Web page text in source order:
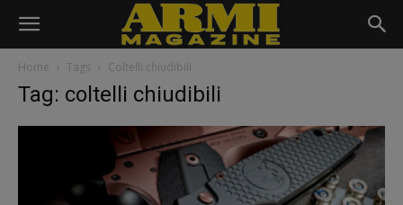
Home Tags Coltelli chiudibili
Tag: coltelli chiudibili